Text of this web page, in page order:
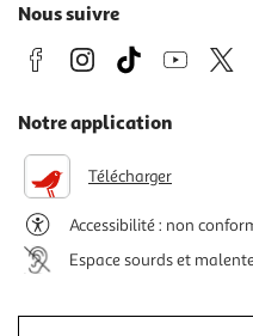
Nous suivre
Notre application
Télécharger
Accessibilité : non
Espace sourds et